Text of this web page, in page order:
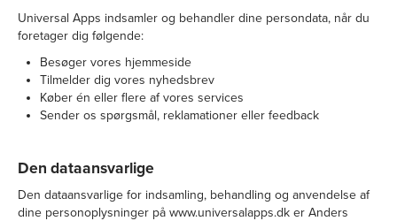
Universal Apps indsamler og behandler dine persondata, når du
foretager dig følgende:
Besøger vores hjemmeside
Tilmelder dig vores nyhedsbrev
Køber én eller flere af vores services
Sender os spørgsmål, reklamationer eller feedback
Den dataansvarlige
Den dataansvarlige for indsamling, behandling og anvendelse af
dine personoplysninger på www.universalapps.dk er Anders